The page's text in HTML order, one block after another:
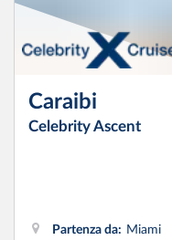
Caraibi
Celebrity Ascent
Partenza da: Miami